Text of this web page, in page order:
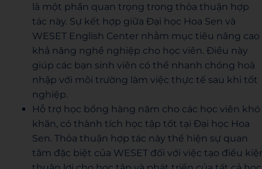
là một phần quan trọng trong thỏa thuận hợp
tác này. Sự kết hợp giữa Đại học Hoa Sen và
WESET English Center nhằm mục tiêu nâng cao
khả năng nghề nghiệp cho học viên. Điều này
giúp các bạn sinh viên có thể nhanh chóng hoà
nhập với môi trường làm việc thực tế sau khi tốt
nghiệp.
Hỗ trợ học bổng hàng năm cho các học viên khó
khăn, có thành tích học tập tốt tại Đại học Hoa
Sen. Thỏa thuận hợp tác này thể hiện sự quan
tâm đặc biệt của WESET đối với việc tạo điều